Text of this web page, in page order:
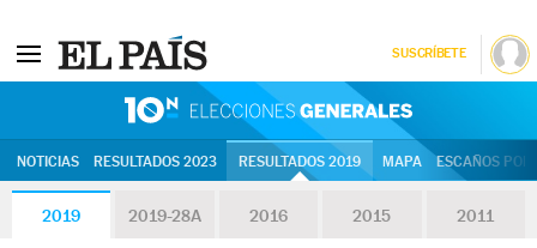
SUSCRÍBETE
NOTICIAS RESULTADOS 2023 RESULTADOS 2019 MAPA ESCAÑOS
2019 2019-28A 2016 2015 2011